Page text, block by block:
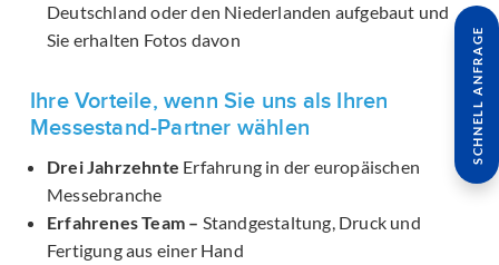
Deutschland oder den Niederlanden aufgebaut und
Sie erhalten Fotos davon
Ihre Vorteile, wenn Sie uns als Ihren
Messestand-Partner wählen
Drei Jahrzehnte Erfahrung in der europäischen
Messebranche
Erfahrenes Team – Standgestaltung, Druck und
Fertigung aus einer Hand
SCHNELL ANFRAGE